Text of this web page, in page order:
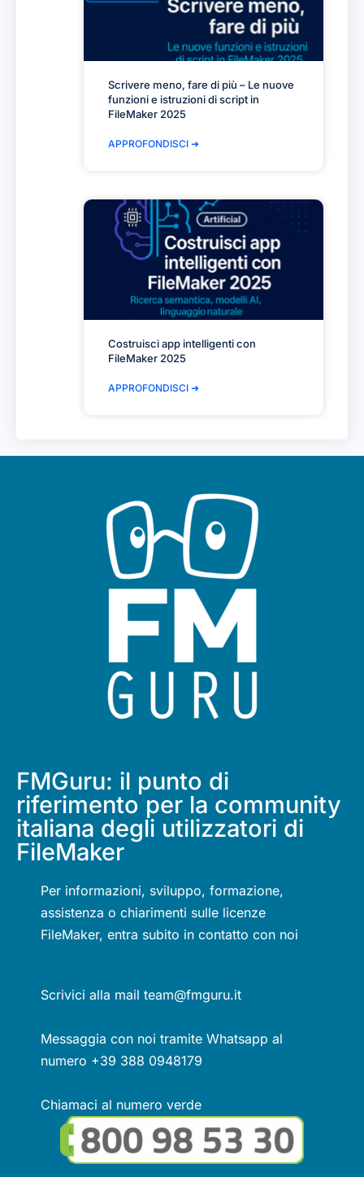
Scrivere meno, fare di più – Le nuove
funzioni e istruzioni di script in
FileMaker 2025
APPROFONDISCI ➜
Costruisci app intelligenti con
FileMaker 2025
APPROFONDISCI ➜
FMGuru: il punto di
riferimento per la community
italiana degli utilizzatori di
FileMaker
Per informazioni, sviluppo, formazione,
assistenza o chiarimenti sulle licenze
FileMaker, entra subito in contatto con noi
Scrivici alla mail team@fmguru.it
Messaggia con noi tramite Whatsapp al
numero +39 388 0948179
Chiamaci al numero verde